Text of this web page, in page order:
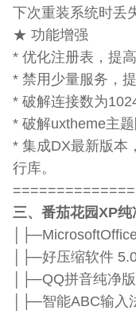
下次重装系统时丢
★ 功能增强
* 优化注册表，提高
* 禁用少量服务，
* 破解连接数为
* 破解uxtheme主
* 集成DX最新版本
行库。
三、番茄花园XP纯
│├─好压缩软件
│├─QQ拼音纯净
│├─智能ABC输入